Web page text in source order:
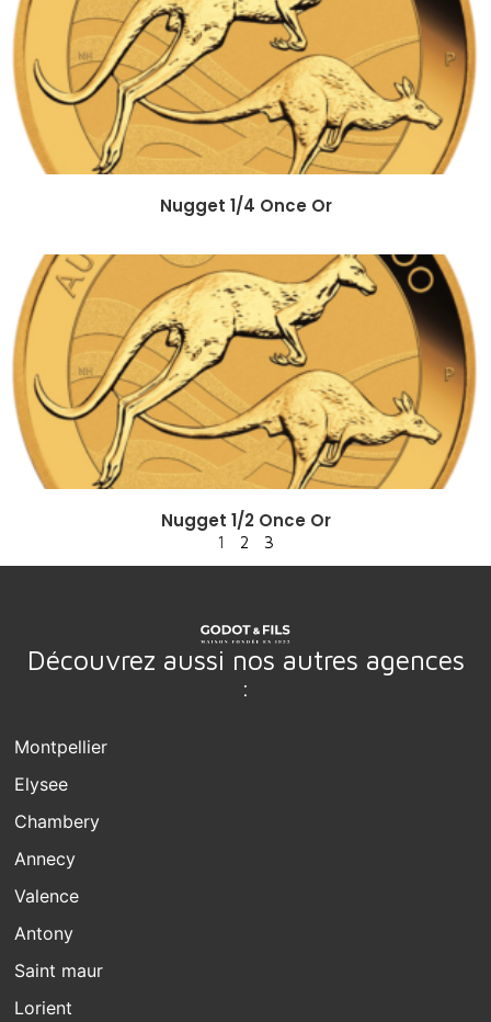
Nugget 1/4 Once Or
Nugget 1/2 Once Or
1 2 3
Découvrez aussi nos autres agences
:
Montpellier
Elysee
Chambery
Annecy
Valence
Antony
Saint maur
Lorient